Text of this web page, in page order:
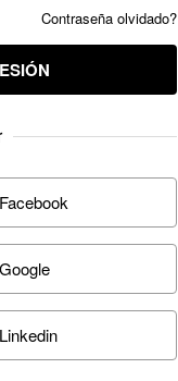
Contraseña olvidado?
Facebook
Google
Linkedin